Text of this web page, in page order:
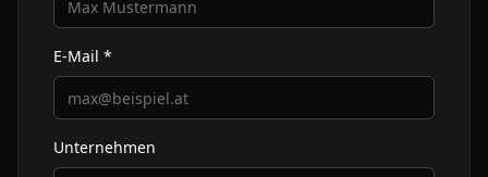
E-Mail *
Unternehmen